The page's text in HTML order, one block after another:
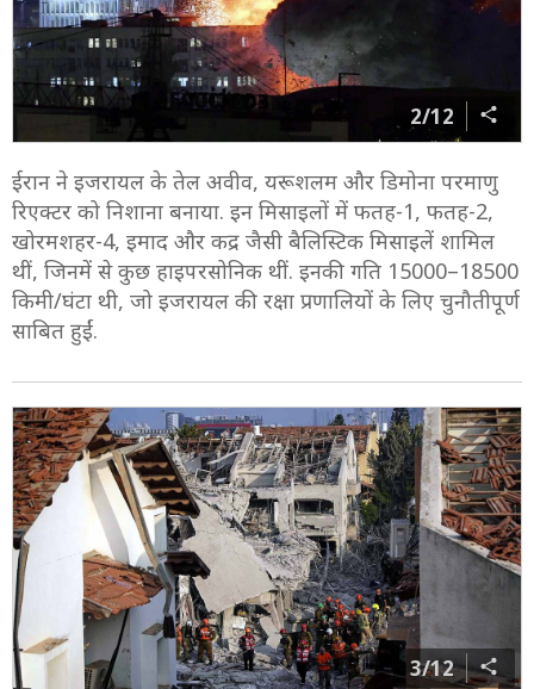
2/12
ईरान ने इजरायल के तेल अवीव, यरूशलम और डिमोना परमाणु
रिएक्टर को निशाना बनाया. इन मिसाइलों में फतह-1, फतह-2,
खोरमशहर-4, इमाद और कद्र जैसी बैलिस्टिक मिसाइलें शामिल
थीं, जिनमें से कुछ हाइपरसोनिक थीं. इनकी गति 15000–18500
किमी/घंटा थी, जो इजरायल की रक्षा प्रणालियों के लिए चुनौतीपूर्ण
साबित हुईं.
3/12